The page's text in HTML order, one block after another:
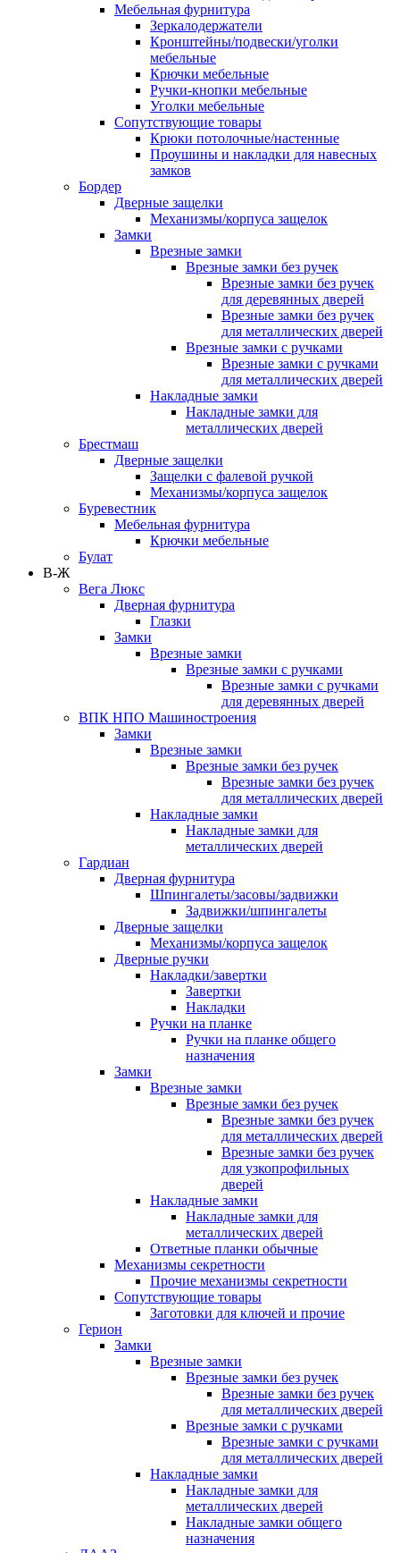
Мебельная фурнитура
Зеркалодержатели
Кронштейны/подвески/уголки
мебельные
Крючки мебельные
Ручки-кнопки мебельные
Уголки мебельные
Сопутствующие товары
Крюки потолочные/настенные
Проушины и накладки для навесных
замков
Бордер
Дверные защелки
Механизмы/корпуса защелок
Замки
Врезные замки
Врезные замки без ручек
Врезные замки без ручек
для деревянных дверей
Врезные замки без ручек
для металлических дверей
Врезные замки с ручками
Врезные замки с ручками
для металлических дверей
Накладные замки
Накладные замки для
металлических дверей
Брестмаш
Дверные защелки
Защелки с фалевой ручкой
Механизмы/корпуса защелок
Буревестник
Мебельная фурнитура
Крючки мебельные
Булат
В-Ж
Вега Люкс
Дверная фурнитура
Глазки
Замки
Врезные замки
Врезные замки с ручками
Врезные замки с ручками
для деревянных дверей
ВПК НПО Машиностроения
Замки
Врезные замки
Врезные замки без ручек
Врезные замки без ручек
для металлических дверей
Накладные замки
Накладные замки для
металлических дверей
Гардиан
Дверная фурнитура
Шпингалеты/засовы/задвижки
Задвижки/шпингалеты
Дверные защелки
Механизмы/корпуса защелок
Дверные ручки
Накладки/завертки
Завертки
Накладки
Ручки на планке
Ручки на планке общего
назначения
Замки
Врезные замки
Врезные замки без ручек
Врезные замки без ручек
для металлических дверей
Врезные замки без ручек
для узкопрофильных
дверей
Накладные замки
Накладные замки для
металлических дверей
Ответные планки обычные
Механизмы секретности
Прочие механизмы секретности
Сопутствующие товары
Заготовки для ключей и прочие
Герион
Замки
Врезные замки
Врезные замки без ручек
Врезные замки без ручек
для металлических дверей
Врезные замки с ручками
Врезные замки с ручками
для металлических дверей
Накладные замки
Накладные замки для
металлических дверей
Накладные замки общего
назначения